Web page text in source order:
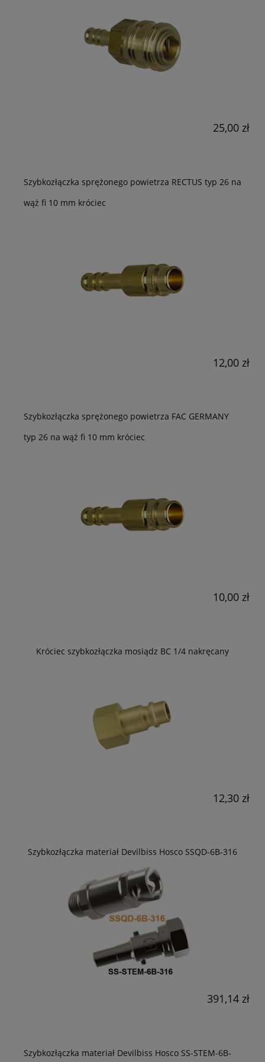
25,00 zł
Szybkozłączka sprężonego powietrza RECTUS typ 26 na
wąż fi 10 mm króciec
12,00 zł
Szybkozłączka sprężonego powietrza FAC GERMANY
typ 26 na wąż fi 10 mm króciec
10,00 zł
Króciec szybkozłączka mosiądz BC 1/4 nakręcany
12,30 zł
Szybkozłączka materiał Devilbiss Hosco SSQD-6B-316
391,14 zł
Szybkozłączka materiał Devilbiss Hosco SS-STEM-6B-